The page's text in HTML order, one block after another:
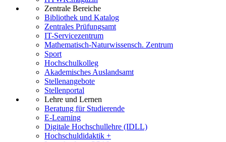
Zentrale Bereiche
Bibliothek und Katalog
Zentrales Prüfungsamt
IT-Servicezentrum
Mathematisch-Naturwissensch. Zentrum
Sport
Hochschulkolleg
Akademisches Auslandsamt
Stellenangebote
Stellenportal
Lehre und Lernen
Beratung für Studierende
E-Learning
Digitale Hochschullehre (IDLL)
Hochschuldidaktik +